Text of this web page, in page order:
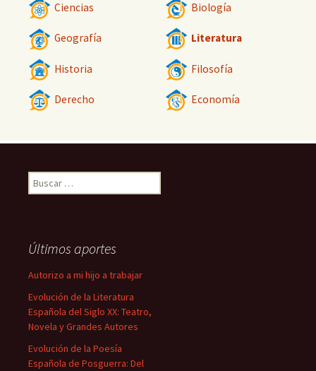
Ciencias Biología
Geografía Literatura
Historia Filosofía
Derecho Economía
Buscar:
Últimos aportes
Autorizo a mi hijo a trabajar
Evolución de la Literatura
Española del Siglo XX: Teatro,
Novela y Grandes Autores
Evolución de la Poesía
Española de Posguerra: Del